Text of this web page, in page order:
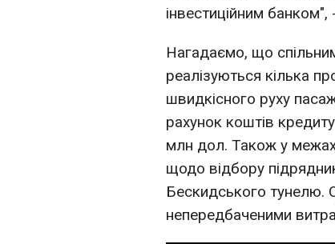
інвестиційним
Нагадаємо, що
реалізуються кілька
швидкісного руху
рахунок коштів
млн дол. Також у
щодо відбору
Бескидського тунелю.
непередбаченими